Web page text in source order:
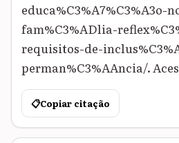
fam%C3%ADlia-
requisitos-de-
perman%C3%AAncia/.
📋Copiar citação